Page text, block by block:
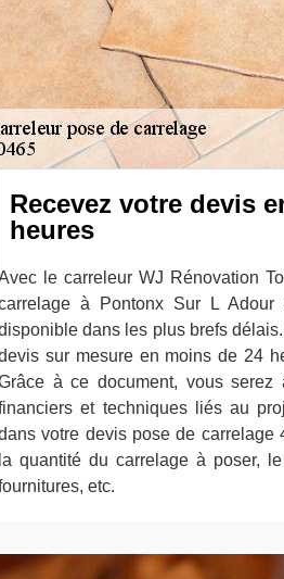
Recevez votre devis
heures
le carreleur WJ Rénovation
à Pontonx Sur L Adour
dans les plus brefs
sur mesure en moins de 24
à ce document, vous
et techniques liés au
votre devis pose de
la quantité du carrelage à poser,
etc.